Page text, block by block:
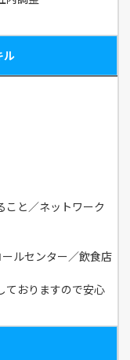
ル
こと／ネットワーク
ルセンター／飲食店
ておりますので安心